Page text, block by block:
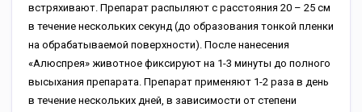
встряхивают. Препарат распыляют с расстояния 20 – 25 см
в течение нескольких секунд (до образования тонкой пленки
на обрабатываемой поверхности). После нанесения
«Алюспрея» животное фиксируют на 1-3 минуты до полного
высыхания препарата. Препарат применяют 1-2 раза в день
в течение нескольких дней, в зависимости от степени